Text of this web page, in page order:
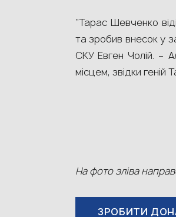
“Тарас Шевченко
та зробив внесок у
СКУ Евген Чолій. –
місцем, звідки геній
На фото зліва
ЗРОБИТИ